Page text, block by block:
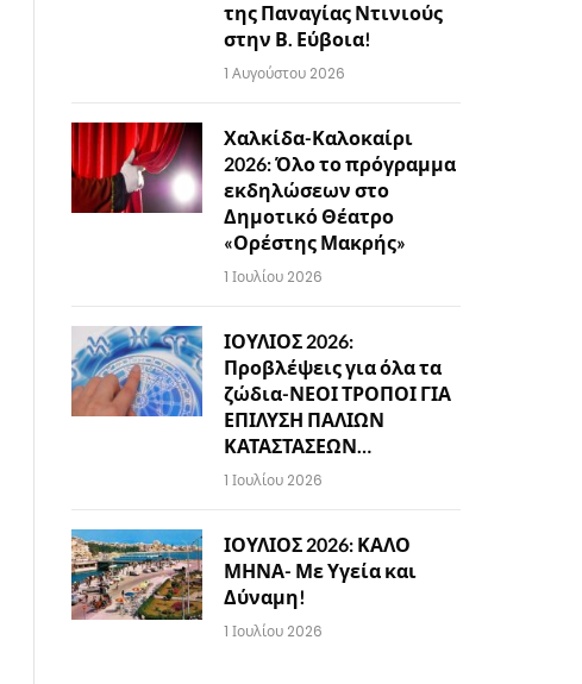
της Παναγίας Ντινιούς
στην Β. Εύβοια!
1 Αυγούστου 2026
Χαλκίδα-Καλοκαίρι
2026: Όλο το πρόγραμμα
εκδηλώσεων στο
Δημοτικό Θέατρο
«Ορέστης Μακρής»
1 Ιουλίου 2026
ΙΟΥΛΙΟΣ 2026:
Προβλέψεις για όλα τα
ζώδια-ΝΕΟΙ ΤΡΟΠΟΙ ΓΙΑ
ΕΠΙΛΥΣΗ ΠΑΛΙΩΝ
ΚΑΤΑΣΤΑΣΕΩΝ…
1 Ιουλίου 2026
ΙΟΥΛΙΟΣ 2026: ΚΑΛΟ
ΜΗΝΑ- Με Υγεία και
Δύναμη!
1 Ιουλίου 2026